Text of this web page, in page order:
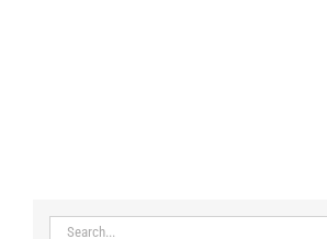
Search